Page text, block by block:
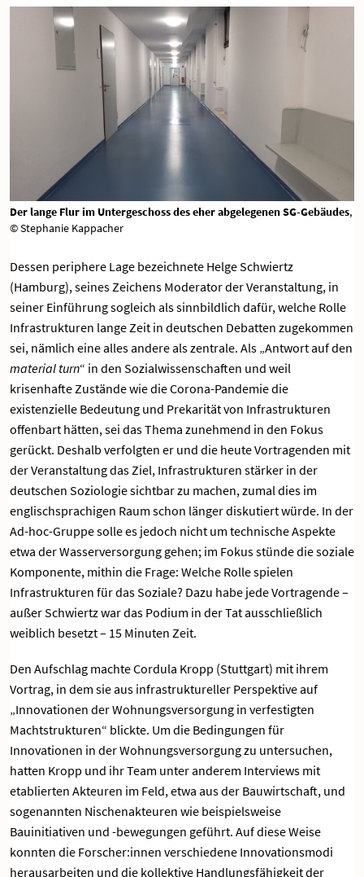
Der lange Flur im Untergeschoss des eher abgelegenen SG-Gebäudes,
© Stephanie Kappacher
Dessen periphere Lage bezeichnete Helge Schwiertz
(Hamburg), seines Zeichens Moderator der Veranstaltung, in
seiner Einführung sogleich als sinnbildlich dafür, welche Rolle
Infrastrukturen lange Zeit in deutschen Debatten zugekommen
sei, nämlich eine alles andere als zentrale. Als „Antwort auf den
material turn“ in den Sozialwissenschaften und weil
krisenhafte Zustände wie die Corona-Pandemie die
existenzielle Bedeutung und Prekarität von Infrastrukturen
offenbart hätten, sei das Thema zunehmend in den Fokus
gerückt. Deshalb verfolgten er und die heute Vortragenden mit
der Veranstaltung das Ziel, Infrastrukturen stärker in der
deutschen Soziologie sichtbar zu machen, zumal dies im
englischsprachigen Raum schon länger diskutiert würde. In der
Ad-hoc-Gruppe solle es jedoch nicht um technische Aspekte
etwa der Wasserversorgung gehen; im Fokus stünde die soziale
Komponente, mithin die Frage: Welche Rolle spielen
Infrastrukturen für das Soziale? Dazu habe jede Vortragende –
außer Schwiertz war das Podium in der Tat ausschließlich
weiblich besetzt – 15 Minuten Zeit.
Den Aufschlag machte Cordula Kropp (Stuttgart) mit ihrem
Vortrag, in dem sie aus infrastruktureller Perspektive auf
„Innovationen der Wohnungsversorgung in verfestigten
Machtstrukturen“ blickte. Um die Bedingungen für
Innovationen in der Wohnungsversorgung zu untersuchen,
hatten Kropp und ihr Team unter anderem Interviews mit
etablierten Akteuren im Feld, etwa aus der Bauwirtschaft, und
sogenannten Nischenakteuren wie beispielsweise
Bauinitiativen und -bewegungen geführt. Auf diese Weise
konnten die Forscher:innen verschiedene Innovationsmodi
herausarbeiten und die kollektive Handlungsfähigkeit der